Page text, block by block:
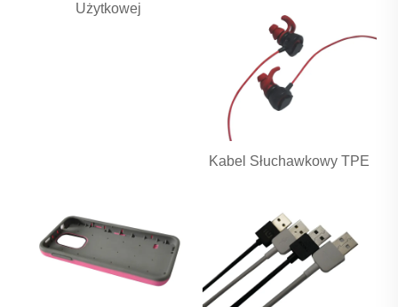
Użytkowej
Kabel Słuchawkowy TPE